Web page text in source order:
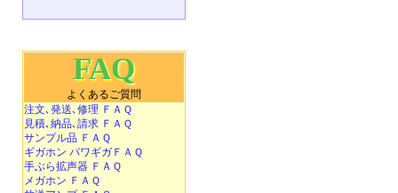
FAQ
よくあるご質問
注文､発送､修理 ＦＡＱ
見積､納品､請求 ＦＡＱ
サンプル品 ＦＡＱ
ギガホン パワギガＦＡＱ
手ぶら拡声器 ＦＡＱ
メガホン ＦＡＱ